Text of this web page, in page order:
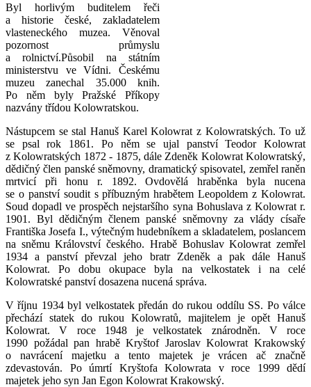
Byl horlivým buditelem řeči
a historie české, zakladatelem
vlasteneckého muzea. Věnoval
pozornost průmyslu
a rolnictví.Působil na státním
ministerstvu ve Vídni. Českému
muzeu zanechal 35.000 knih.
Po něm byly Pražské Příkopy
nazvány třídou Kolowratskou.
Nástupcem se stal Hanuš Karel Kolowrat z Kolowratských. To už
se psal rok 1861. Po něm se ujal panství Teodor Kolowrat
z Kolowratských 1872 - 1875, dále Zdeněk Kolowrat Kolowratský,
dědičný člen panské sněmovny, dramatický spisovatel, zemřel raněn
mrtvicí při honu r. 1892. Ovdovělá hraběnka byla nucena
se o panství soudit s příbuzným hrabětem Leopoldem z Kolowrat.
Soud dopadl ve prospěch nejstaršího syna Bohuslava z Kolowrat r.
1901. Byl dědičným členem panské sněmovny za vlády císaře
Františka Josefa I., výtečným hudebníkem a skladatelem, poslancem
na sněmu Království českého. Hrabě Bohuslav Kolowrat zemřel
1934 a panství převzal jeho bratr Zdeněk a pak dále Hanuš
Kolowrat. Po dobu okupace byla na velkostatek i na celé
Kolowratské panství dosazena nucená správa.
V říjnu 1934 byl velkostatek předán do rukou oddílu SS. Po válce
přechází statek do rukou Kolowratů, majitelem je opět Hanuš
Kolowrat. V roce 1948 je velkostatek znárodněn. V roce
1990 požádal pan hrabě Kryštof Jaroslav Kolowrat Krakowský
o navrácení majetku a tento majetek je vrácen ač značně
zdevastován. Po úmrtí Kryštofa Kolowrata v roce 1999 dědí
majetek jeho syn Jan Egon Kolowrat Krakowský.